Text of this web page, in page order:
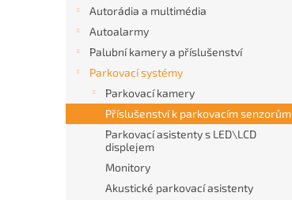
n
e
Autorádia a multimédia
Autoalarmy
Palubní kamery a příslušenství
Parkovací systémy
Parkovací kamery
Příslušenství k parkovacím senzorům
Parkovací asistenty s LED\LCD
displejem
Monitory
Akustické parkovací asistenty